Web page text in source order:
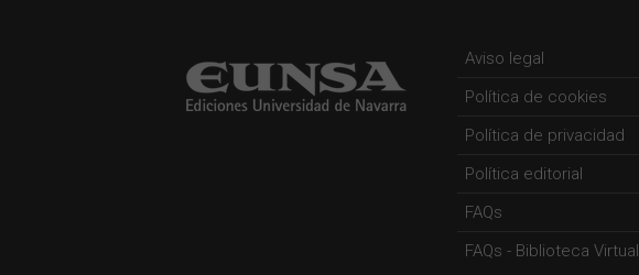
Aviso legal
Política de cookies
Política de privacidad
Política editorial
FAQs
FAQs - Biblioteca Virtual